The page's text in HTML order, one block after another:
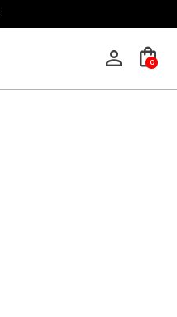
person_outline shopping_bag
0